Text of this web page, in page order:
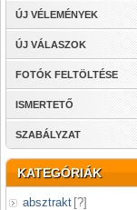
ÚJ VÉLEMÉNYEK
ÚJ VÁLASZOK
FOTÓK FELTÖLTÉSE
ISMERTETŐ
SZABÁLYZAT
KATEGÓRIÁK
absztrakt [?]